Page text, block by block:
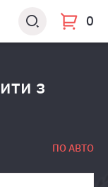
0
з
ПО АВТО